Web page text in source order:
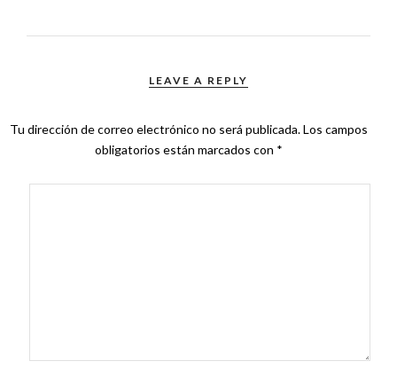
LEAVE A REPLY
Tu dirección de correo electrónico no será publicada.Los campos
obligatorios están marcados con *